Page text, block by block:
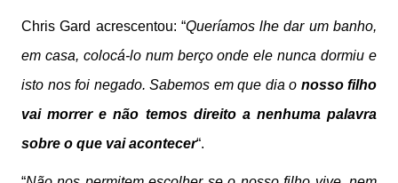
Chris Gard acrescentou: “Queríamos lhe dar um banho,
em casa, colocá-lo num berço onde ele nunca dormiu e
isto nos foi negado. Sabemos em que dia o nosso filho
vai morrer e não temos direito a nenhuma palavra
sobre o que vai acontecer“.